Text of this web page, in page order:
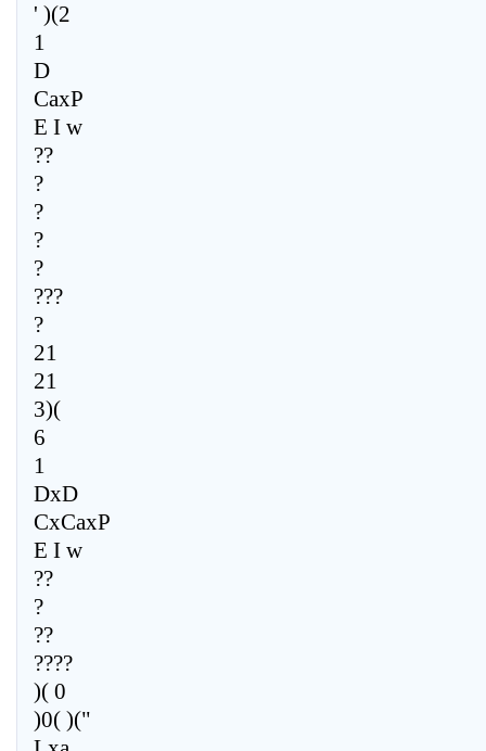
' )(2
1
D
CaxP
E I w
??
?
?
?
?
???
?
21
21
3)(
6
1
DxD
CxCaxP
E I w
??
?
??
????
)( 0
)0( )("